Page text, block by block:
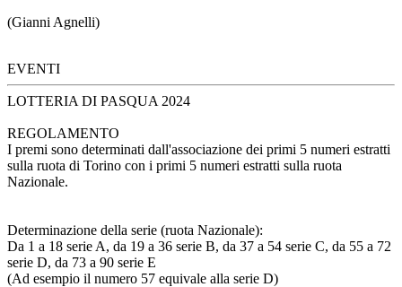
(Gianni Agnelli)
EVENTI
LOTTERIA DI PASQUA 2024
REGOLAMENTO
I premi sono determinati dall'associazione dei primi 5 numeri estratti
sulla ruota di Torino con i primi 5 numeri estratti sulla ruota
Nazionale.
Determinazione della serie (ruota Nazionale):
Da 1 a 18 serie A, da 19 a 36 serie B, da 37 a 54 serie C, da 55 a 72
serie D, da 73 a 90 serie E
(Ad esempio il numero 57 equivale alla serie D)